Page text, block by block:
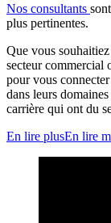
Nos consultants
plus pertinentes.
Que vous
secteur commercial
pour vous
dans leurs
carrière qui ont du
En lire plusEn lire